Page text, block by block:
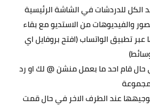
والفيديوهات من الاستديو مع بقاء
تطبيق الواتساب (افتح بروفايل اي
حال قام احد ما بعمل منشن @ لك او رد
عند الطرف الاخر في حال قمت